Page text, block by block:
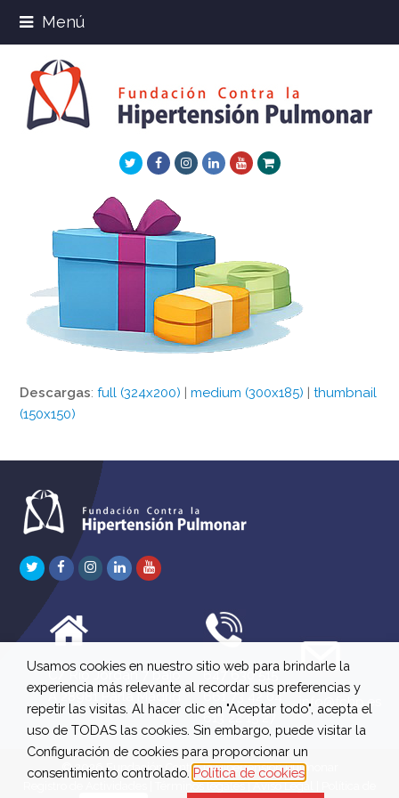
Menú
TwitterFacebookInstagram
LinkedInYoutube
Xing
Descargas:full (324x200) |medium (300x185) |thumbnail
(150x150)
TwitterFacebook
Instagram
LinkedInYoutube
C/ Río Jordán 7 bajo
A 28981 Parla Madrid
647 630 515
661 73 42 04
613 22 15 27
info@fchp.es
© 2026 Fundación Contra la Hipertensión Pulmonar
Términos legales|Aviso Legal
Usamos cookies en nuestro sitio web para brindarle la
experiencia más relevante al recordar sus preferencias y
repetir las visitas. Al hacer clic en "Aceptar todo", acepta el
uso de TODAS las cookies. Sin embargo, puede visitar la
Configuración de cookies para proporcionar un
consentimiento controlado. Política de cookies